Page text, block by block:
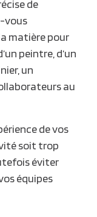
de
vous
matière pour
peintre, d’un
un
au
de vos
soit trop
éviter
équipes